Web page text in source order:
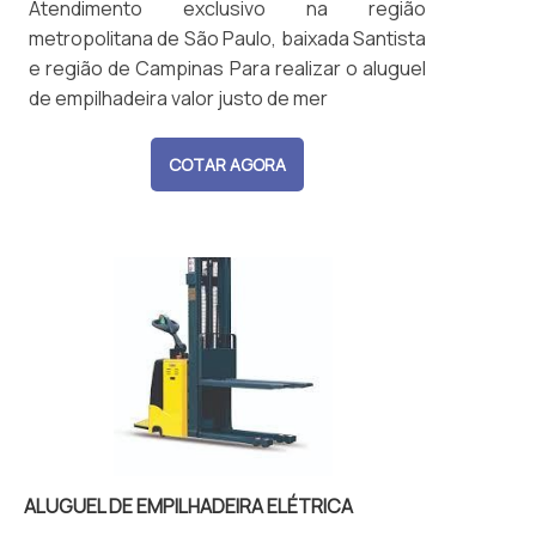
Atendimento exclusivo na região
metropolitana de São Paulo, baixada Santista
e região de Campinas Para realizar o aluguel
de empilhadeira valor justo de mer
COTAR AGORA
ALUGUEL DE EMPILHADEIRA ELÉTRICA